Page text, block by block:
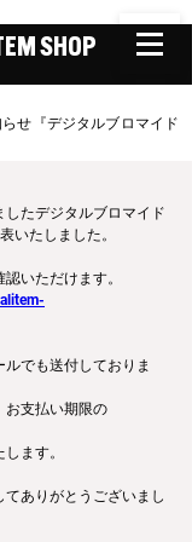
SHOP
せ『デジタルブロマイド
たデジタルブロマイド
いたしました。
いただけます。
でも送付しておりま
お支払い期限の
ます。
ありがとうございまし